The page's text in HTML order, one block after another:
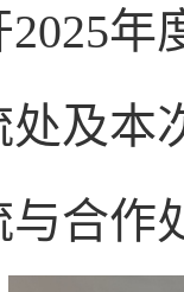
及本
合作